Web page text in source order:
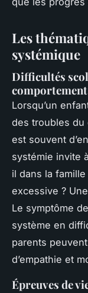
Les
systémique
Difficultés
comportement
Lorsqu’un
des troubles du
est souvent
systémie invite
il dans la
excessive ?
Le symptôme
système en
parents
d’empathie et
Épreuves de